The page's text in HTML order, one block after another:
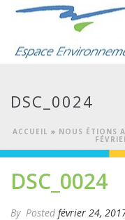
DSC_0024
ACCUEIL » NOUS ÉTIONS
DSC_0024
By Posted février 24,